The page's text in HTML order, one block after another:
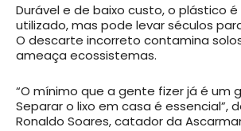
Durável e de baixo custo, o plástico
utilizado, mas pode levar séculos
O descarte incorreto contamina
ameaça ecossistemas.
“O mínimo que a gente fizer já é um
Separar o lixo em casa é essencial”,
Ronaldo Soares, catador da